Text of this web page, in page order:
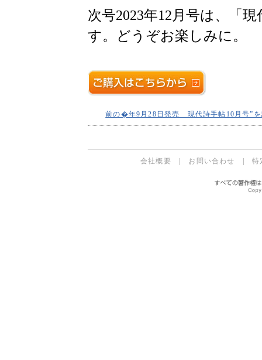
次号2023年12月号は、「
す。どうぞお楽しみに。
前の�年9月28日発売 現代詩手帖10月号”を
会社概要 お問い合わせ |特